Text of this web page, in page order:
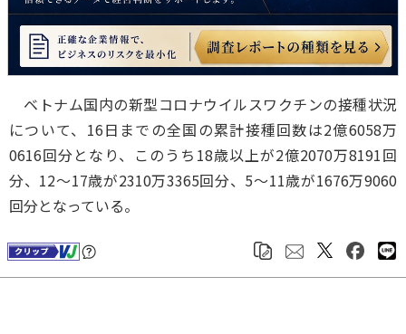
ベトナム国内の新型コロナウイルスワクチンの接種状況
について、16日までの全国の累計接種回数は2億6058万
0616回分となり、このうち18歳以上が2億2070万8191回
分、12～17歳が2310万3365回分、5～11歳が1676万9060
回分となっている。